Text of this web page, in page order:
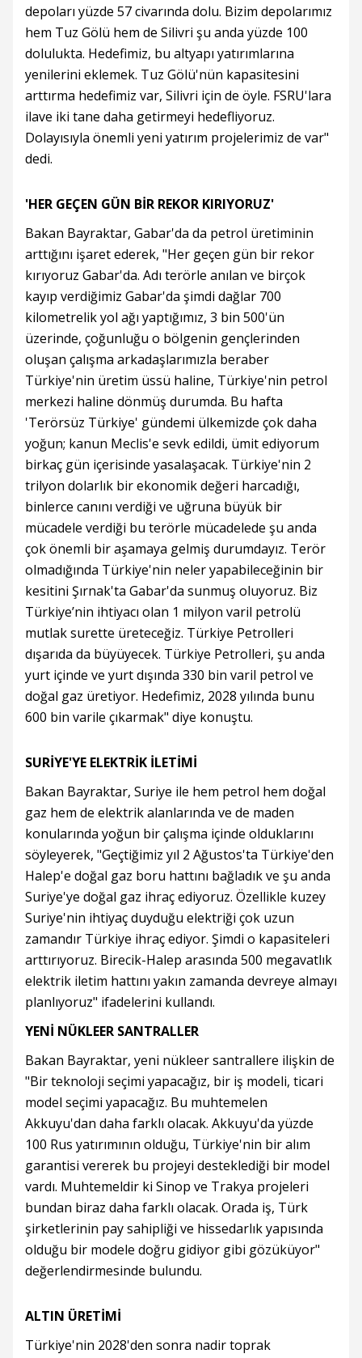
depoları yüzde 57 civarında dolu. Bizim depolarımız
hem Tuz Gölü hem de Silivri şu anda yüzde 100
dolulukta. Hedefimiz, bu altyapı yatırımlarına
yenilerini eklemek. Tuz Gölü'nün kapasitesini
arttırma hedefimiz var, Silivri için de öyle. FSRU'lara
ilave iki tane daha getirmeyi hedefliyoruz.
Dolayısıyla önemli yeni yatırım projelerimiz de var"
dedi.
'HER GEÇEN GÜN BİR REKOR KIRIYORUZ'
Bakan Bayraktar, Gabar'da da petrol üretiminin
arttığını işaret ederek, "Her geçen gün bir rekor
kırıyoruz Gabar'da. Adı terörle anılan ve birçok
kayıp verdiğimiz Gabar'da şimdi dağlar 700
kilometrelik yol ağı yaptığımız, 3 bin 500'ün
üzerinde, çoğunluğu o bölgenin gençlerinden
oluşan çalışma arkadaşlarımızla beraber
Türkiye'nin üretim üssü haline, Türkiye'nin petrol
merkezi haline dönmüş durumda. Bu hafta
'Terörsüz Türkiye' gündemi ülkemizde çok daha
yoğun; kanun Meclis'e sevk edildi, ümit ediyorum
birkaç gün içerisinde yasalaşacak. Türkiye'nin 2
trilyon dolarlık bir ekonomik değeri harcadığı,
binlerce canını verdiği ve uğruna büyük bir
mücadele verdiği bu terörle mücadelede şu anda
çok önemli bir aşamaya gelmiş durumdayız. Terör
olmadığında Türkiye'nin neler yapabileceğinin bir
kesitini Şırnak'ta Gabar'da sunmuş oluyoruz. Biz
Türkiye’nin ihtiyacı olan 1 milyon varil petrolü
mutlak surette üreteceğiz. Türkiye Petrolleri
dışarıda da büyüyecek. Türkiye Petrolleri, şu anda
yurt içinde ve yurt dışında 330 bin varil petrol ve
doğal gaz üretiyor. Hedefimiz, 2028 yılında bunu
600 bin varile çıkarmak" diye konuştu.
SURİYE'YE ELEKTRİK İLETİMİ
Bakan Bayraktar, Suriye ile hem petrol hem doğal
gaz hem de elektrik alanlarında ve de maden
konularında yoğun bir çalışma içinde olduklarını
söyleyerek, "Geçtiğimiz yıl 2 Ağustos'ta Türkiye'den
Halep'e doğal gaz boru hattını bağladık ve şu anda
Suriye'ye doğal gaz ihraç ediyoruz. Özellikle kuzey
Suriye'nin ihtiyaç duyduğu elektriği çok uzun
zamandır Türkiye ihraç ediyor. Şimdi o kapasiteleri
arttırıyoruz. Birecik-Halep arasında 500 megavatlık
elektrik iletim hattını yakın zamanda devreye almayı
planlıyoruz" ifadelerini kullandı.
YENİ NÜKLEER SANTRALLER
Bakan Bayraktar, yeni nükleer santrallere ilişkin de
"Bir teknoloji seçimi yapacağız, bir iş modeli, ticari
model seçimi yapacağız. Bu muhtemelen
Akkuyu'dan daha farklı olacak. Akkuyu'da yüzde
100 Rus yatırımının olduğu, Türkiye'nin bir alım
garantisi vererek bu projeyi desteklediği bir model
vardı. Muhtemeldir ki Sinop ve Trakya projeleri
bundan biraz daha farklı olacak. Orada iş, Türk
şirketlerinin pay sahipliği ve hissedarlık yapısında
olduğu bir modele doğru gidiyor gibi gözüküyor"
değerlendirmesinde bulundu.
ALTIN ÜRETİMİ
Türkiye'nin 2028'den sonra nadir toprak